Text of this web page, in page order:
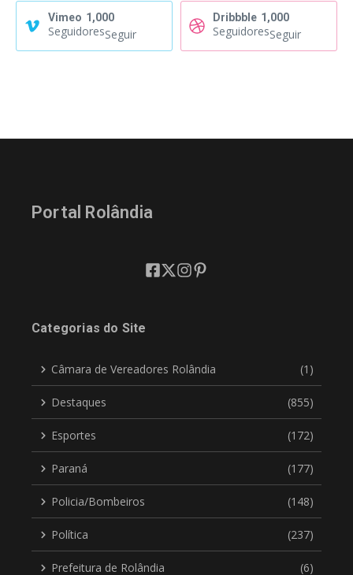
Vimeo 1,000
SeguidoresSeguir
Dribbble 1,000
SeguidoresSeguir
Portal Rolândia
Categorias do Site
Câmara de Vereadores Rolândia (1)
Destaques (855)
Esportes (172)
Paraná (177)
Policia/Bombeiros (148)
Política (237)
Prefeitura de Rolândia (6)